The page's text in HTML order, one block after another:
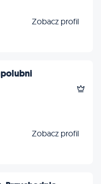
Zobacz profil
Zobacz profil